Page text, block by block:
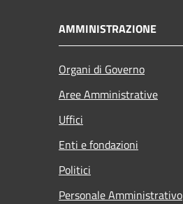
AMMINISTRAZIONE
Organi di Governo
Aree Amministrative
Uffici
Enti e fondazioni
Politici
Personale Amministrativo